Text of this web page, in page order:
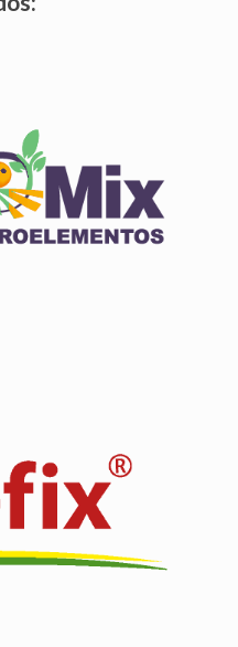
text. Lorem ipsum dolor
text. Lorem ipsum dolor